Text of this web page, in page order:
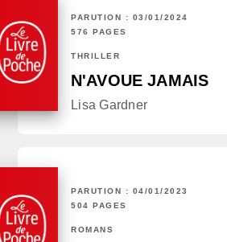
PARUTION : 03/01/2024
576 PAGES
THRILLER
N'AVOUE JAMAIS
Lisa Gardner
PARUTION : 04/01/2023
504 PAGES
ROMANS